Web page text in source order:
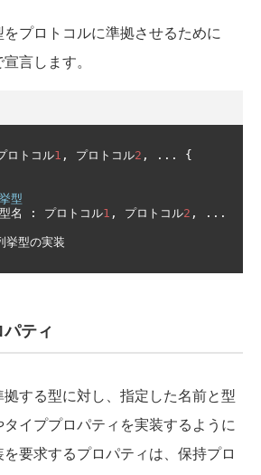
プロトコルに準拠させるために
言します。
ロトコル1 , プロトコル2 , ...
{
型
型名 : プロトコル1 , プロトコル2 ,
...
挙型の実装
ティ
する型に対し、指定した名前と型
イププロパティを実装するように
要求するプロパティは、保持プロ